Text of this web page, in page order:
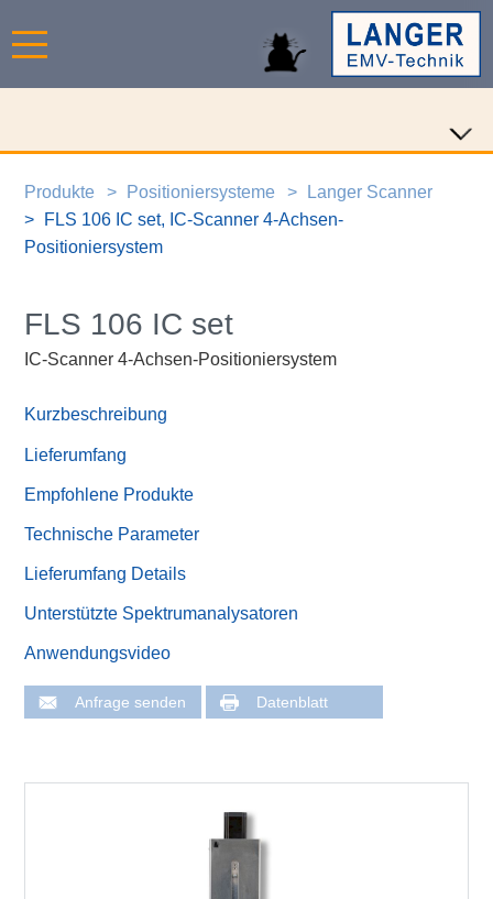
Produkte Positioniersysteme
Langer Scanner
FLS 106 IC set, IC-Scanner 4-Achsen-
Positioniersystem
FLS 106 IC set
IC-Scanner 4-Achsen-Positioniersystem
Kurzbeschreibung
Lieferumfang
Empfohlene Produkte
Technische Parameter
Lieferumfang Details
Unterstützte Spektrumanalysatoren
Anwendungsvideo
Anfrage senden Datenblatt